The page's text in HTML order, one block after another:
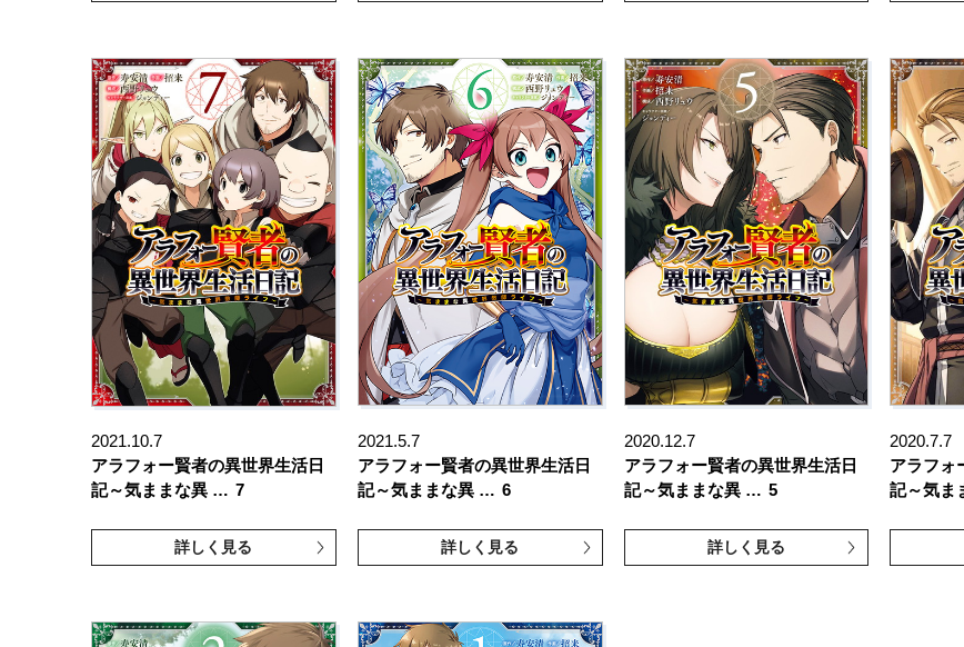
2021.10.7
アラフォー賢者の異世界生活日
記～気ままな異 … 7
詳しく見る
2021.5.7
アラフォー賢者の異世界生活日
記～気ままな異 … 6
詳しく見る
2020.12.7
アラフォー賢者の異世界生活日
記～気ままな異 … 5
詳しく見る
2020.7.7
アラフォ
記～気ま